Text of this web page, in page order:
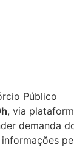
Público
, via
demanda